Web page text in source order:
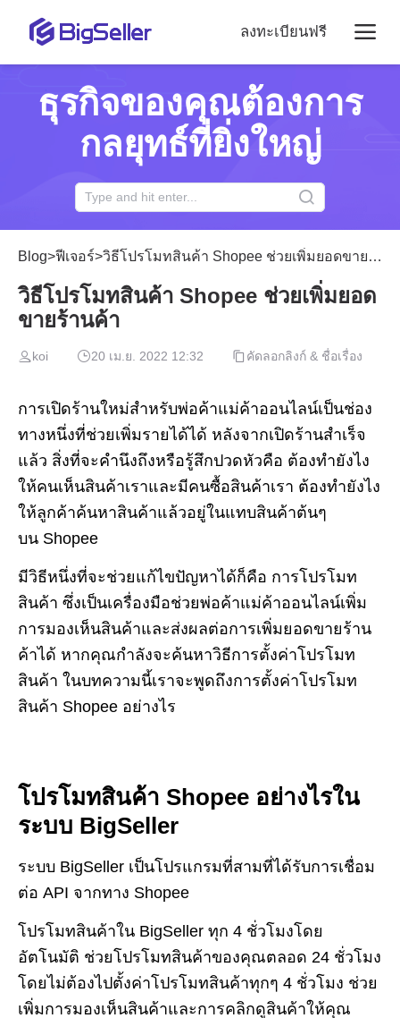
ลงทะเบียนฟรี
ธุรกิจของคุณต้องการ
กลยุทธ์ที่ยิ่งใหญ่
Blog>ฟีเจอร์>วิธีโปรโมทสินค้า Shopee ช่วยเพิ่มยอดขายร้านค้า
วิธีโปรโมทสินค้า Shopee ช่วยเพิ่มยอด
ขายร้านค้า
koi 20 เม.ย. 2022 12:32 คัดลอกลิงก์ & ชื่อเรื่อง